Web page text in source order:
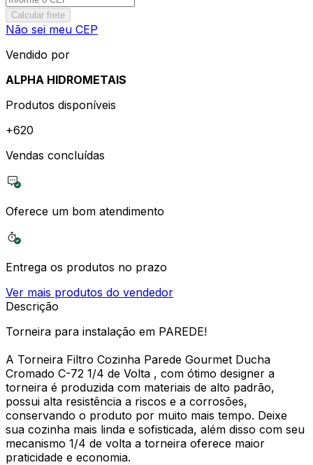
Calcular frete
Não sei meu CEP
Vendido por
ALPHA HIDROMETAIS
Produtos disponíveis
+620
Vendas concluídas
Oferece um bom atendimento
Entrega os produtos no prazo
Ver mais produtos do vendedor
Descrição
Torneira para instalação em PAREDE!
A Torneira Filtro Cozinha Parede Gourmet Ducha
Cromado C-72 1/4 de Volta , com ótimo designer a
torneira é produzida com materiais de alto padrão,
possui alta resistência a riscos e a corrosões,
conservando o produto por muito mais tempo. Deixe
sua cozinha mais linda e sofisticada, além disso com seu
mecanismo 1/4 de volta a torneira oferece maior
praticidade e economia.